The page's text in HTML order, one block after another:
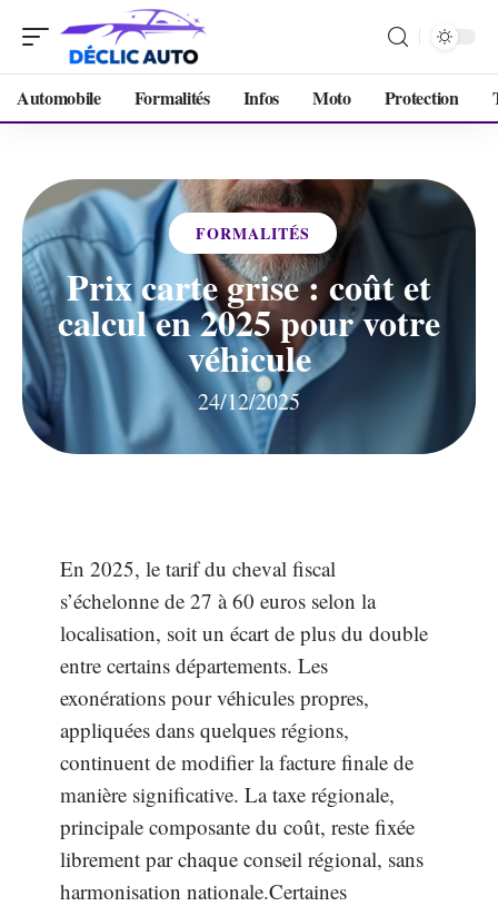
Automobile Formalités Infos Moto Protection
FORMALITÉS
Prix carte grise : coût et
calcul en 2025 pour votre
véhicule
24/12/2025
En 2025, le tarif du cheval fiscal
s’échelonne de 27 à 60 euros selon la
localisation, soit un écart de plus du double
entre certains départements. Les
exonérations pour véhicules propres,
appliquées dans quelques régions,
continuent de modifier la facture finale de
manière significative. La taxe régionale,
principale composante du coût, reste fixée
librement par chaque conseil régional, sans
harmonisation nationale.Certaines